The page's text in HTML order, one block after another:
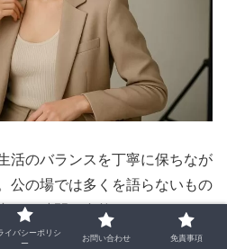
活のバランスを丁寧に保ちなが
公の場では多くを語らないもの
との時間や自然とのふれあいに
穏やかな日常の一端が垣間見え
イバシーポリシ
ー
お問い合わせ 免責事項